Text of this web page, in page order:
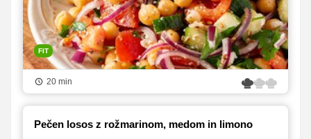
FIT
20 min
Pečen losos z rožmarinom, medom in limono